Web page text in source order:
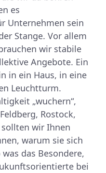
es
Unternehmen sein
Stange. Vor allem
wir stabile
Angebote. Ein
in ein Haus, in eine
Leuchtturm.
„wuchern“,
Rostock,
wir Ihnen
warum sie sich
das Besondere,
bei